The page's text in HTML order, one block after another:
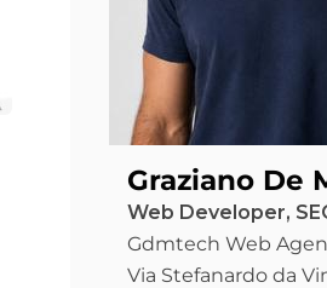
Graziano De
Web Developer,
Gdmtech Web
Via Stefanardo da